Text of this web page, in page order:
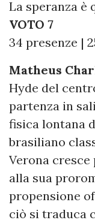
La speranza è
VOTO 7
34 presenze |
Matheus
Hyde del
partenza in
fisica lontana
brasiliano
Verona cresce
alla sua
propensione
ciò si traduca